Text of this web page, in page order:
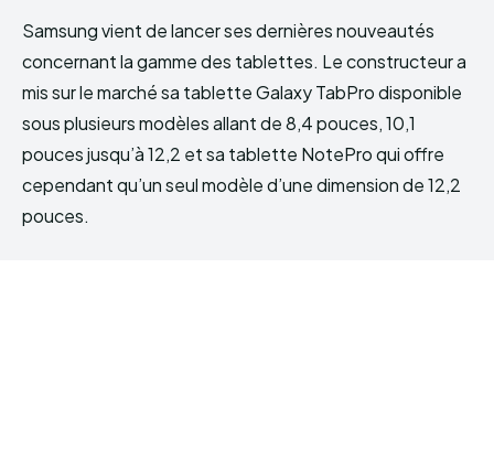
Samsung vient de lancer ses dernières nouveautés
concernant la gamme des tablettes. Le constructeur a
mis sur le marché sa tablette Galaxy TabPro disponible
sous plusieurs modèles allant de 8,4 pouces, 10,1
pouces jusqu’à 12,2 et sa tablette NotePro qui offre
cependant qu’un seul modèle d’une dimension de 12,2
pouces.